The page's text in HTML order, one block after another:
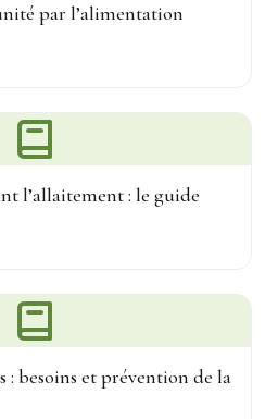
par l’alimentation
l’allaitement : le guide
besoins et prévention de la